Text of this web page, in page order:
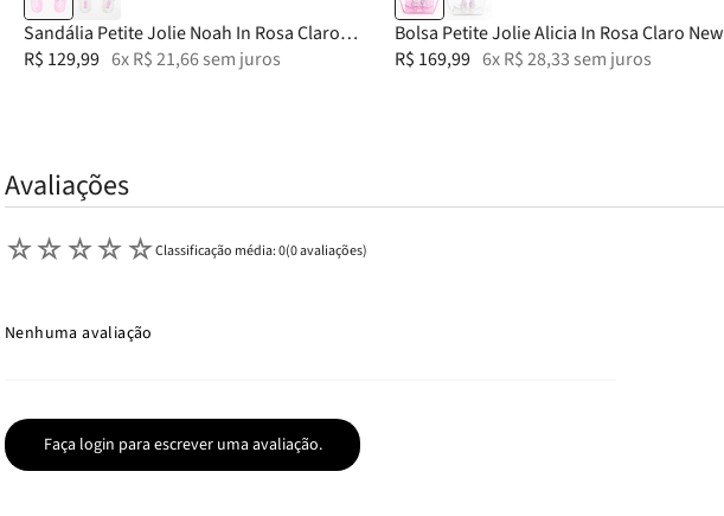
Sandália Petite Jolie Noah In Rosa Claro
New PJ7846IN
R$ 129,99 6xR$21,66sem juros
Bolsa Petite Jolie Alicia In Rosa Claro New
PJ11429IN
R$ 169,99 6xR$28,33 sem juros
Avaliações
☆☆☆☆☆Classificação média: 0(0 avaliações)
Faça login para escrever uma avaliação.
Nenhuma avaliação